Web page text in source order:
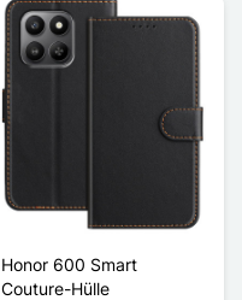
Honor 600 Smart
Couture-Hülle